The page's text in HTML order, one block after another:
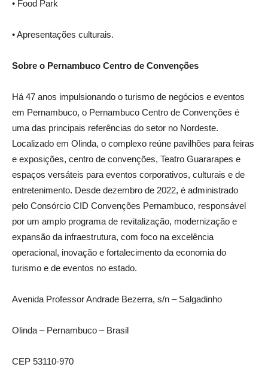
• Food Park
• Apresentações culturais.
Sobre o Pernambuco Centro de Convenções
Há 47 anos impulsionando o turismo de negócios e eventos
em Pernambuco, o Pernambuco Centro de Convenções é
uma das principais referências do setor no Nordeste.
Localizado em Olinda, o complexo reúne pavilhões para feiras
e exposições, centro de convenções, Teatro Guararapes e
espaços versáteis para eventos corporativos, culturais e de
entretenimento. Desde dezembro de 2022, é administrado
pelo Consórcio CID Convenções Pernambuco, responsável
por um amplo programa de revitalização, modernização e
expansão da infraestrutura, com foco na excelência
operacional, inovação e fortalecimento da economia do
turismo e de eventos no estado.
Avenida Professor Andrade Bezerra, s/n – Salgadinho
Olinda – Pernambuco – Brasil
CEP 53110-970